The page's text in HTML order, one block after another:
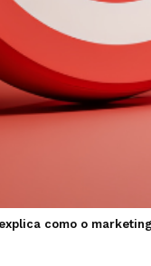
como o